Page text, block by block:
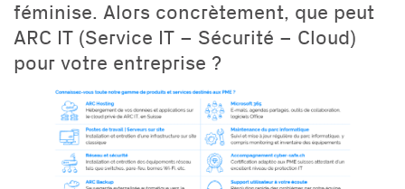
féminise. Alors concrètement, que peut
ARC IT (Service IT – Sécurité – Cloud)
pour votre entreprise ?